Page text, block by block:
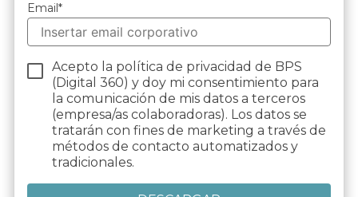
Email*
Acepto la política de privacidad de BPS
(Digital 360) y doy mi consentimiento para
la comunicación de mis datos aterceros
(empresa/as colaboradoras). Los datos se
tratarán con fines de marketing a través de
métodos de contacto automatizados y
tradicionales.